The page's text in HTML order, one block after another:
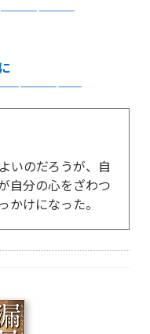
いのだろうが、自
自分の心をざわつ
かけになった。